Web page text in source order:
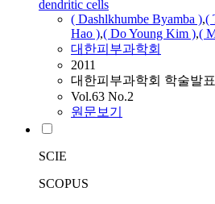
dendritic cells
( Dashlkhumbe Byamba ),(
Hao ),( Do Young Kim ),(
대한피부과학회
2011
대한피부과학회 학술발
Vol.63 No.2
원문보기
SCIE
SCOPUS